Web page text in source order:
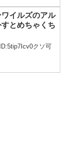
ワイルズのアル
とめちゃくち
クソ可